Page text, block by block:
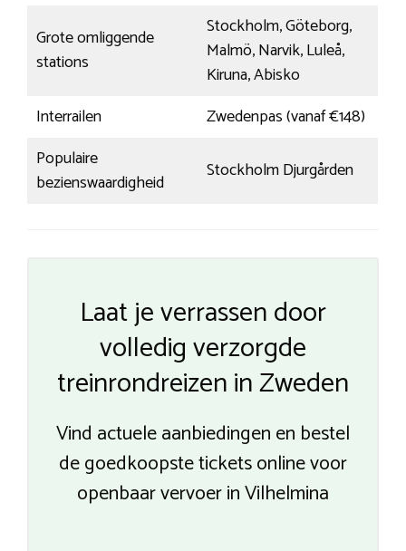
Grote omliggende
stations
Stockholm, Göteborg,
Malmö, Narvik, Luleå,
Kiruna, Abisko
Interrailen
Zwedenpas (vanaf €148)
Populaire
bezienswaardigheid
Stockholm Djurgården
Laat je verrassen door
volledig verzorgde
treinrondreizen in Zweden
Vind actuele aanbiedingen en bestel
de goedkoopste tickets online voor
openbaar vervoer in Vilhelmina